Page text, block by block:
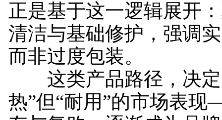
正是基于这一逻辑展开
清洁与基础修护，强调
而非过度包装。
这类产品路径，决定
热”但“耐用”的市场表